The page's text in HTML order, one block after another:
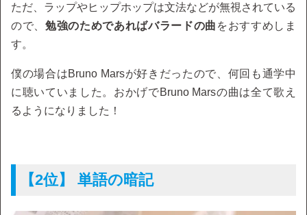
ただ、ラップやヒップホップは文法などが無視されている
ので、 勉強のためであればバラードの曲 をおすすめしま
す。
僕の場合はBruno Marsが好きだったので、何回も通学中
に聴いていました。おかげでBruno Marsの曲は全て歌え
るようになりました！
【2位】 単語の暗記